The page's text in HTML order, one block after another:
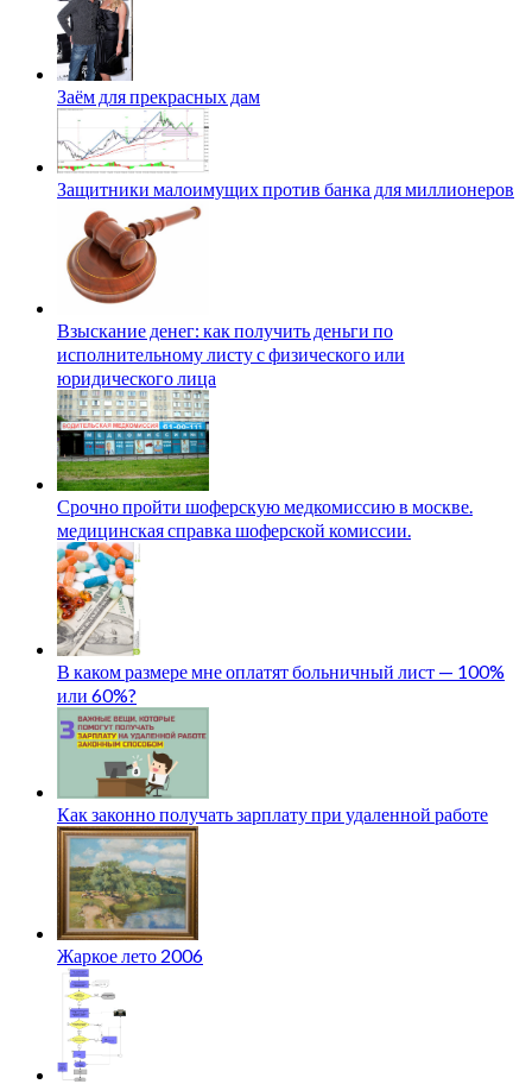
Заём для прекрасных дам
Защитники малоимущих против банка для миллионеров
Взыскание денег: как получить деньги по
исполнительному листу с физического или
юридического лица
Срочно пройти шоферскую медкомиссию в москве.
медицинская справка шоферской комиссии.
В каком размере мне оплатят больничный лист — 100%
или 60%?
Как законно получать зарплату при удаленной работе
Жаркое лето 2006